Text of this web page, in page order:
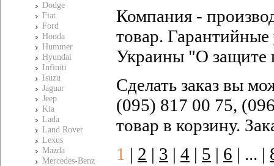
Dodge
Fiat
Ford
Honda
Hummer
Hyundai
Infiniti
Isuzu
Jaguar
Jeep
Kia
Lada
Land Rover
Lexus
Mazda
Mercedes-Benz
Компания -
товар. Гарантийные
Украины "О защите
Сделать заказ вы
(095) 817 00 75,
товар в корзину.
1 | 2 | 3 | 4 | 5 | 6 | ... |